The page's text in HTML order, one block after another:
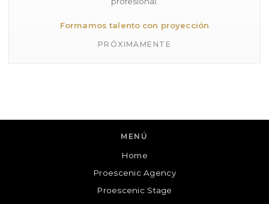
Formamos talento con proyección
PRÓXIMAMENTE
MENÚ
Home
Proescenic Agency
Proescenic Stage
Proescenic